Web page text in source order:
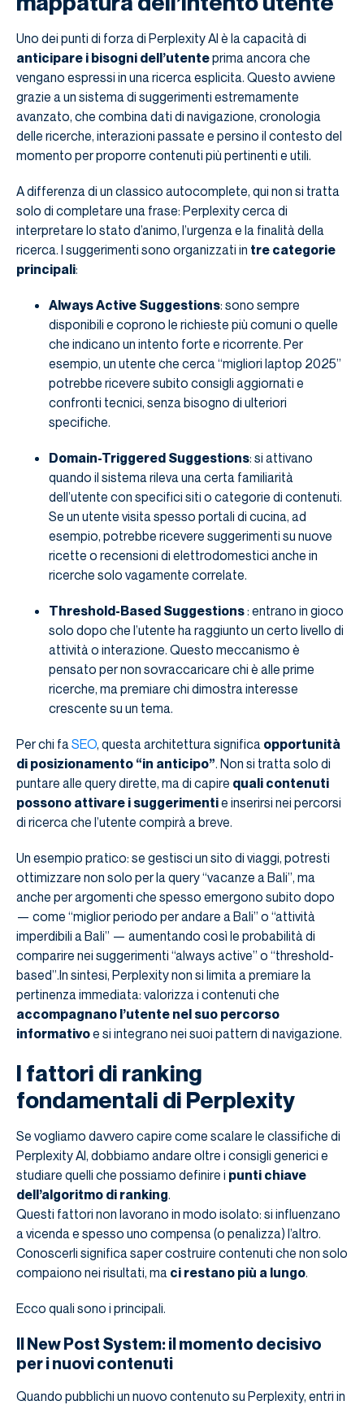
Uno dei punti di forza di Perplexity AI è la capacità di
anticipare i bisogni dell’utenteprima ancora che
vengano espressi in una ricerca esplicita. Questo avviene
grazie a un sistema di suggerimenti estremamente
avanzato, che combina dati di navigazione, cronologia
delle ricerche, interazioni passate e persino il contesto del
momento per proporre contenuti più pertinenti e utili.
A differenza di un classico autocomplete, qui non si tratta
solo di completare una frase: Perplexity cerca di
interpretare lo stato d’animo, l’urgenza e la finalità della
ricerca. I suggerimenti sono organizzati in tre categorie
principali:
Always Active Suggestions: sono sempre
disponibili e coprono le richieste più comuni o quelle
che indicano un intento forte e ricorrente. Per
esempio, un utente che cerca “migliori laptop 2025”
potrebbe ricevere subito consigli aggiornati e
confronti tecnici, senza bisogno di ulteriori
specifiche.
Domain-Triggered Suggestions: si attivano
quando il sistema rileva una certa familiarità
dell’utente con specifici siti o categorie di contenuti.
Se un utente visita spesso portali di cucina, ad
esempio, potrebbe ricevere suggerimenti su nuove
ricette o recensioni di elettrodomestici anche in
ricerche solo vagamente correlate.
Threshold-Based Suggestions: entrano in gioco
solo dopo che l’utente ha raggiunto un certo livello di
attività o interazione. Questo meccanismo è
pensato per non sovraccaricare chi è alle prime
ricerche, ma premiare chi dimostra interesse
crescente su un tema.
Per chi fa SEO, questa architettura significa opportunità
di posizionamento “in anticipo”. Non si tratta solo di
puntare alle query dirette, ma di capire quali contenuti
possono attivare i suggerimentie inserirsi nei percorsi
di ricerca che l’utente compirà a breve.
Un esempio pratico: se gestisci un sito di viaggi, potresti
ottimizzare non solo per la query “vacanze a Bali”, ma
anche per argomenti che spesso emergono subito dopo
— come “miglior periodo per andare a Bali” o “attività
imperdibili a Bali” — aumentando così le probabilità di
comparire nei suggerimenti “always active” o “threshold-
based”.In sintesi, Perplexity non si limita a premiare la
pertinenza immediata: valorizza i contenuti che
accompagnano l’utente nel suo percorso
informativoe si integrano nei suoi pattern di navigazione.
I fattori di ranking
fondamentali di Perplexity
Se vogliamo davvero capire come scalare le classifiche di
Perplexity AI, dobbiamo andare oltre i consigli generici e
studiare quelli che possiamo definire i punti chiave
dell’algoritmo di ranking.
Questi fattori non lavorano in modo isolato: si influenzano
a vicenda e spesso uno compensa (o penalizza) l’altro.
Conoscerli significa saper costruire contenuti che non solo
compaiono nei risultati, ma ci restano più a lungo.
Ecco quali sono i principali.
Il New Post System: il momento decisivo
per i nuovi contenuti
Quando pubblichi un nuovo contenuto su Perplexity, entri in